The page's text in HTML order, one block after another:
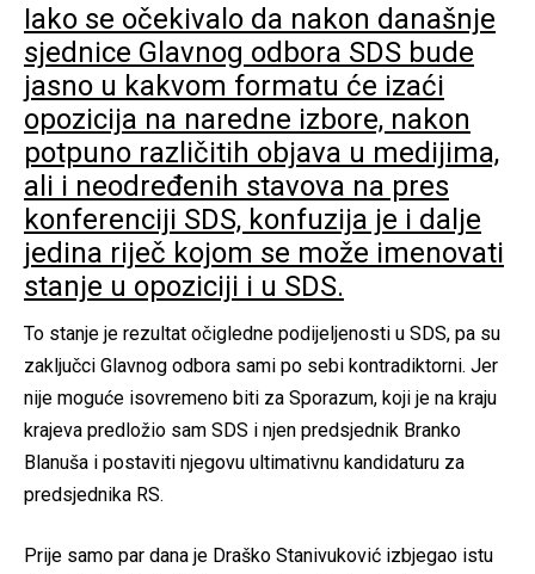
Iako se očekivalo da nakon današnje
sjednice Glavnog odbora SDS bude
jasno u kakvom formatu će izaći
opozicija na naredne izbore, nakon
potpuno različitih objava u medijima,
ali i neodređenih stavova na pres
konferenciji SDS, konfuzija je i dalje
jedina riječ kojom se može imenovati
stanje u opoziciji i u SDS.
To stanje je rezultat očigledne podijeljenosti u SDS, pa su
zaključci Glavnog odbora sami po sebi kontradiktorni. Jer
nije moguće isovremeno biti za Sporazum, koji je na kraju
krajeva predložio sam SDS i njen predsjednik Branko
Blanuša i postaviti njegovu ultimativnu kandidaturu za
predsjednika RS.
Prije samo par dana je Draško Stanivuković izbjegao istu